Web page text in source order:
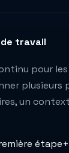
travail
pour
plusieurs
un
étape+